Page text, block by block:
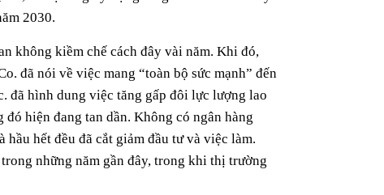
2030.
không kiềm chế cách đây vài năm. Khi đó,
đã nói về việc mang “toàn bộ sức mạnh” đến
đã hình dung việc tăng gấp đôi lực lượng lao
hiện đang tan dần. Không có ngân hàng
hết đều đã cắt giảm đầu tư và việc làm.
những năm gần đây, trong khi thị trường